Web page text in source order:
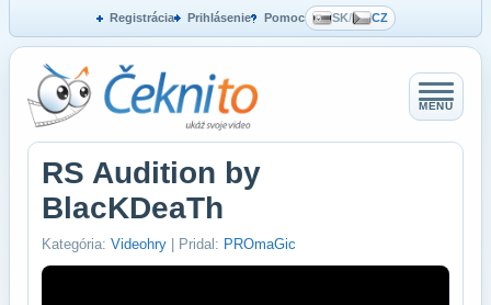
Registrácia Prihlásenie Pomoc SK/ CZ
MENU
RS Audition by
BlacKDeaTh
Kategória: Videohry | Pridal: PROmaGic